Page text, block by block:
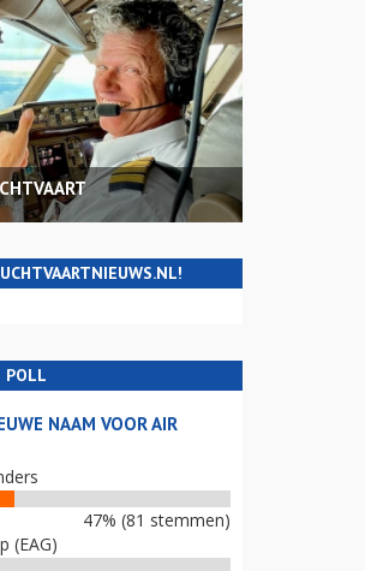
POLL
NAAM VOOR AIR
47% (81 stemmen)
(EAG)